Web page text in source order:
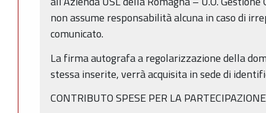
non assume responsabilità alcuna in caso di
comunicato.
La firma autografa a regolarizzazione della
stessa inserite, verrà acquisita in sede di
CONTRIBUTO SPESE PER LA